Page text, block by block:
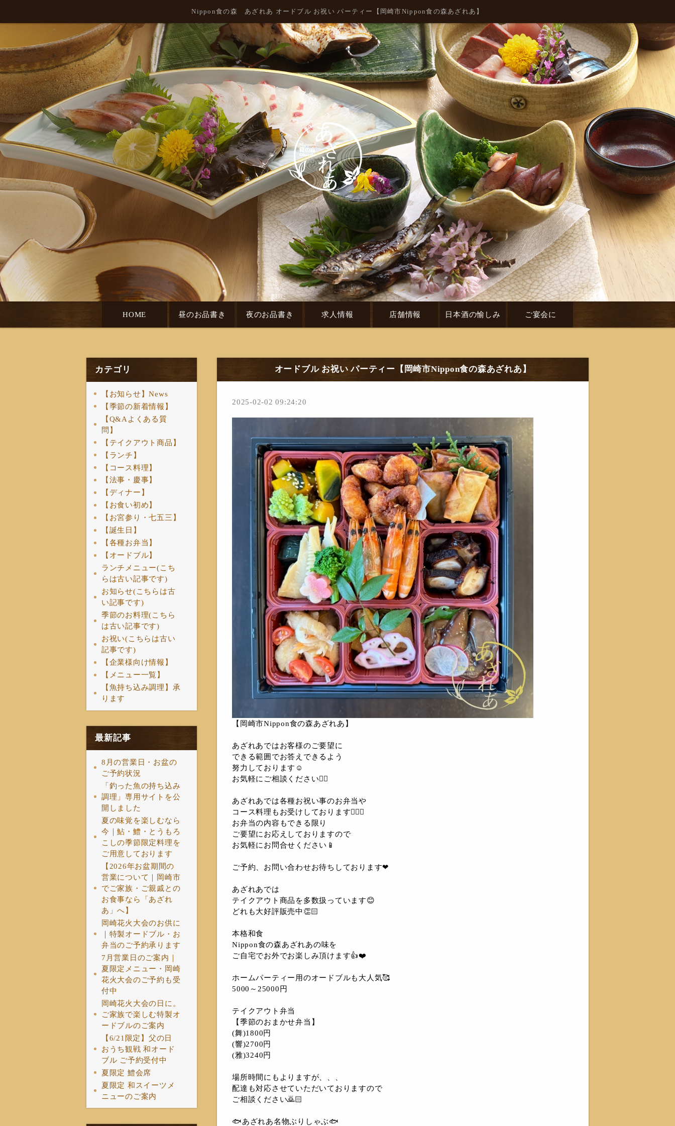
Nippon食の森 あざれあ オードブル お祝い パーティー【岡崎市Nippon食の森あざれあ】
HOME 昼のお品書き 夜のお品書き 求人情報 店舗情報 日本酒の愉しみ ご宴会に
カテゴリ
【お知らせ】News
【季節の新着情報】
【Q&Aよくある質
問】
【テイクアウト商品】
【ランチ】
【コース料理】
【法事・慶事】
【ディナー】
【お食い初め】
【お宮参り・七五三】
【誕生日】
【各種お弁当】
【オードブル】
ランチメニュー(こち
らは古い記事です)
お知らせ(こちらは古
い記事です)
季節のお料理(こちら
は古い記事です)
お祝い(こちらは古い
記事です)
【企業様向け情報】
【メニュー一覧】
【魚持ち込み調理】承
ります
最新記事
8月の営業日・お盆の
ご予約状況
「釣った魚の持ち込み
調理」専用サイトを公
開しました
夏の味覚を楽しむなら
今｜鮎・鱧・とうもろ
こしの季節限定料理を
ご用意しております
【2026年お盆期間の
営業について｜岡崎市
でご家族・ご親戚との
お食事なら「あざれ
あ」へ】
岡崎花火大会のお供に
｜特製オードブル・お
弁当のご予約承ります
7月営業日のご案内｜
夏限定メニュー・岡崎
花火大会のご予約も受
付中
岡崎花火大会の日に。
ご家族で楽しむ特製オ
ードブルのご案内
【6/21限定】父の日
おうち観戦 和オード
ブル ご予約受付中
夏限定 鱧会席
夏限定 和スイーツメ
ニューのご案内
オードブル お祝い パーティー【岡崎市Nippon食の森あざれあ】
2025-02-02 09:24:20
【岡崎市Nippon食の森あざれあ】
あざれあではお客様のご要望に
できる範囲でお答えできるよう
努力しております☺️
お気軽にご相談ください🙇‍♀️
あざれあでは各種お祝い事のお弁当や
コース料理もお受けしております💁🏻‍♂️
お弁当の内容もできる限り
ご要望にお応えしておりますので
お気軽にお問合せください📱
ご予約、お問い合わせお待ちしております❤
あざれあでは
テイクアウト商品を多数扱っています😊
どれも大好評販売中👏🏻
本格和食
Nippon食の森あざれあの味を
ご自宅でお外でお楽しみ頂けます👍❤️
ホームパーティー用のオードブルも大人気🥰
5000～25000円
テイクアウト弁当
【季節のおまかせ弁当】
(舞)1800円
(響)2700円
(雅)3240円
場所時間にもよりますが、、、
配達も対応させていただいておりますので
ご相談ください🙇🏻
🐟あざれあ名物ぶりしゃぶ🐟